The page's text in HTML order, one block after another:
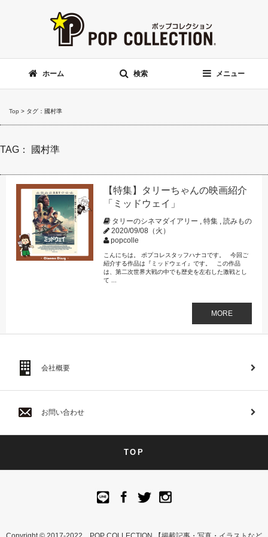
ホーム 検索 メニュー
Top > タグ：國村準
TAG： 國村準
【特集】タリーちゃんの映画紹介
「ミッドウェイ」
タリーのシネマダイアリー , 特集, 読みもの
2020/09/08（火）
popcolle
こんにちは。 ポプコレスタッフハナコです。 今回ご
紹介する作品は『ミッドウェイ』です。 この作品
は、第二次世界大戦の中でも歴史を左右した激戦とし
て ...
MORE
会社概要
お問い合わせ
TOP